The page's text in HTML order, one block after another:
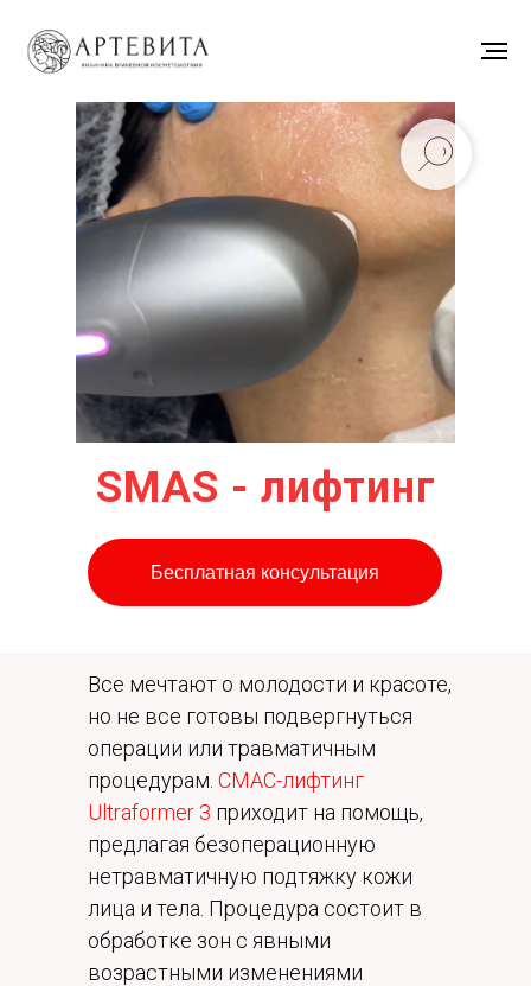
Бесплатная консультация
SMAS - лифтинг
Все мечтают о молодости и красоте,
но не все готовы подвергнуться
операции или травматичным
процедурам. СМАС-лифтинг
Ultraformer 3 приходит на помощь,
предлагая безоперационную
нетравматичную подтяжку кожи
лица и тела. Процедура состоит в
обработке зон с явными
возрастными изменениями